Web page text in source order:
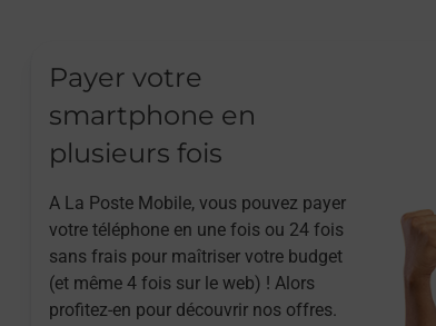
Payer votre
smartphone en
plusieurs fois
A La Poste Mobile, vous pouvez payer
votre téléphone en une fois ou 24 fois
sans frais pour maîtriser votre budget
(et même 4 fois sur le web) ! Alors
profitez-en pour découvrir nos offres.